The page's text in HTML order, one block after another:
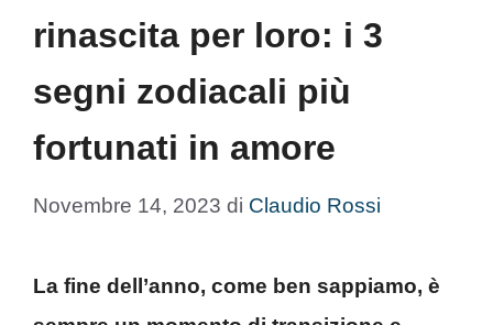
rinascita per loro: i 3
segni zodiacali più
fortunati in amore
Novembre 14, 2023 di Claudio Rossi
La fine dell’anno, come ben sappiamo, è